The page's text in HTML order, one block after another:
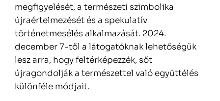
megfigyelését, a természeti szimbolika
újraértelmezését és a spekulatív
történetmesélés alkalmazását. 2024.
december 7-től a látogatóknak lehetőségük
lesz arra, hogy feltérképezzék, sőt
újragondolják a természettel való együttélés
különféle módjait.